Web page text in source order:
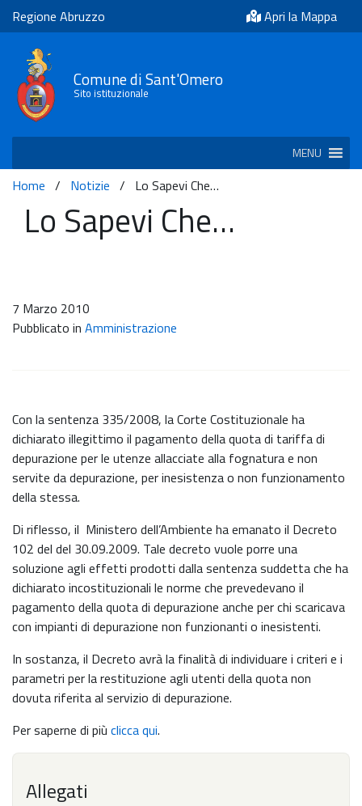
Regione Abruzzo Apri la Mappa
Comune di Sant'Omero
Sito istituzionale
MENU
Home / Notizie / Lo Sapevi Che…
Lo Sapevi Che…
7 Marzo 2010
Pubblicato in Amministrazione
Con la sentenza 335/2008, la Corte Costituzionale ha
dichiarato illegittimo il pagamento della quota di tariffa di
depurazione per le utenze allacciate alla fognatura e non
servite da depurazione, per inesistenza o non funzionamento
della stessa.
Di riflesso, il Ministero dell’Ambiente ha emanato il Decreto
102 del del 30.09.2009. Tale decreto vuole porre una
soluzione agli effetti prodotti dalla sentenza suddetta che ha
dichiarato incostituzionali le norme che prevedevano il
pagamento della quota di depurazione anche per chi scaricava
con impianti di depurazione non funzionanti o inesistenti.
In sostanza, il Decreto avrà la finalità di individuare i criteri e i
parametri per la restituzione agli utenti della quota non
dovuta riferita al servizio di depurazione.
Per saperne di più clicca qui.
Allegati